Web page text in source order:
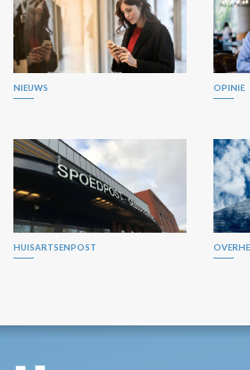
NIEUWS OPINIE
HUISARTSENPOST